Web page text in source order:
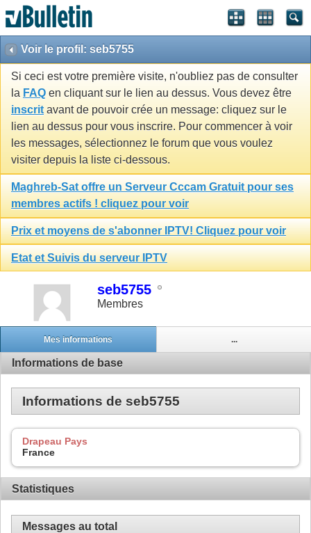
Voir le profil: seb5755
Si ceci est votre première visite, n'oubliez pas de consulter
la FAQ en cliquant sur le lien au dessus. Vous devez être
inscrit avant de pouvoir crée un message: cliquez sur le
lien au dessus pour vous inscrire. Pour commencer à voir
les messages, sélectionnez le forum que vous voulez
visiter depuis la liste ci-dessous.
Maghreb-Sat offre un Serveur Cccam Gratuit pour ses
membres actifs ! cliquez pour voir
Prix et moyens de s'abonner IPTV! Cliquez pour voir
Etat et Suivis du serveur IPTV
seb5755
Membres
Mes informations ...
Informations de base
Informations de seb5755
Drapeau Pays
France
Statistiques
Messages au total